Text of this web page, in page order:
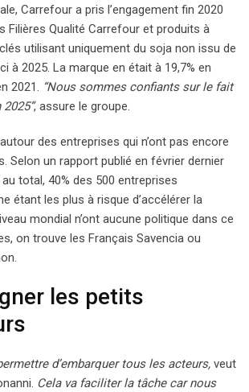
Carrefour a pris l’engagement fin 2020
Filières Qualité Carrefour et produits à
utilisant uniquement du soja non issu de
à 2025. La marque en était à 19,7% en
2021. “Nous sommes confiants sur le fait
2025”, assure le groupe.
des entreprises qui n’ont pas encore
Selon un rapport publié en février dernier
total, 40% des 500 entreprises
étant les plus à risque d’accélérer la
mondial n’ont aucune politique dans ce
on trouve les Français Savencia ou
les petits
d’embarquer tous les acteurs, veut
Cela va faciliter la tâche car nous